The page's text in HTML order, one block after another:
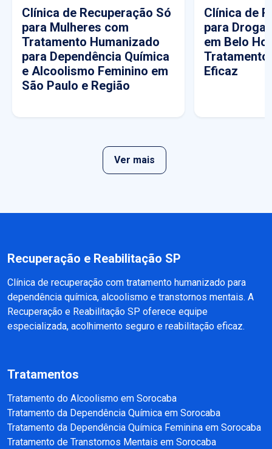
Clínica de Recuperação Só
para Mulheres com
Tratamento Humanizado
para Dependência Química
e Alcoolismo Feminino em
São Paulo e Região
Clínica de
para
em Belo
Tratamento
Eficaz
Ver mais
Recuperação e Reabilitação SP
Clínica de recuperação com tratamento humanizado para
dependência química, alcoolismo e transtornos mentais. A
Recuperação e Reabilitação SP oferece equipe
especializada, acolhimento seguro e reabilitação eficaz.
Tratamentos
Tratamento do Alcoolismo em Sorocaba
Tratamento da Dependência Química em Sorocaba
Tratamento da Dependência Química Feminina em Sorocaba
Tratamento de Transtornos Mentais em Sorocaba